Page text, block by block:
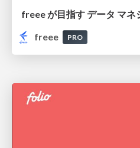
freee
PRO